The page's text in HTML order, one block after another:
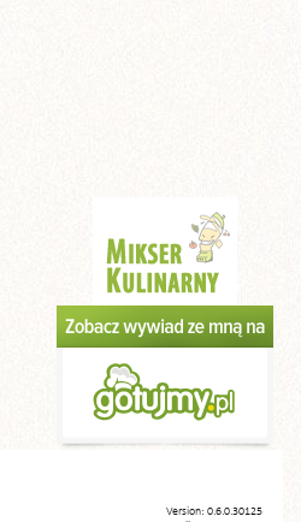
Version: 0.6.0.30125